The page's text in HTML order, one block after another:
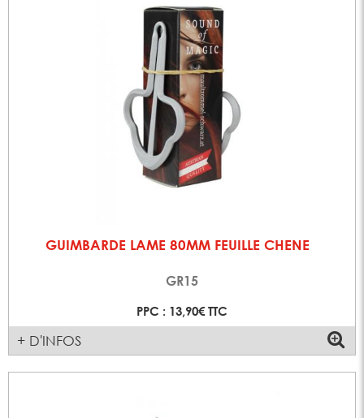
GUIMBARDE LAME 80MM FEUILLE CHENE
GR15
PPC : 13,90€ TTC
+ D'INFOS